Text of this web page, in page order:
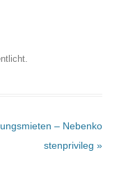
– Nebenko
stenprivileg »